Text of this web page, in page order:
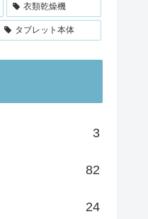
衣類乾燥機
タブレット本体
3
82
24